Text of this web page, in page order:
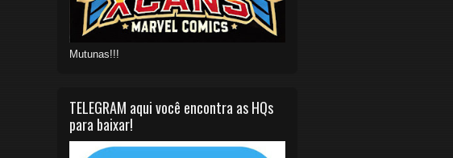
Mutunas!!!
TELEGRAM aqui você encontra as HQs
para baixar!